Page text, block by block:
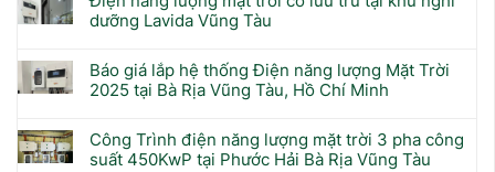
dưỡng Lavida Vũng Tàu
Báo giá lắp hệ thống Điện năng lượng Mặt Trời
2025 tại Bà Rịa Vũng Tàu, Hồ Chí Minh
Công Trình điện năng lượng mặt trời 3 pha công
suất 450KwP tại Phước Hải Bà Rịa Vũng Tàu